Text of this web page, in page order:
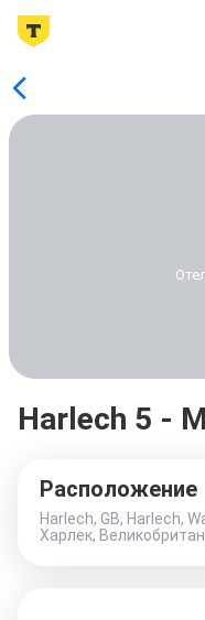
Harlech 5 -
Расположение
Harlech, GB, Harlech,
Харлек,